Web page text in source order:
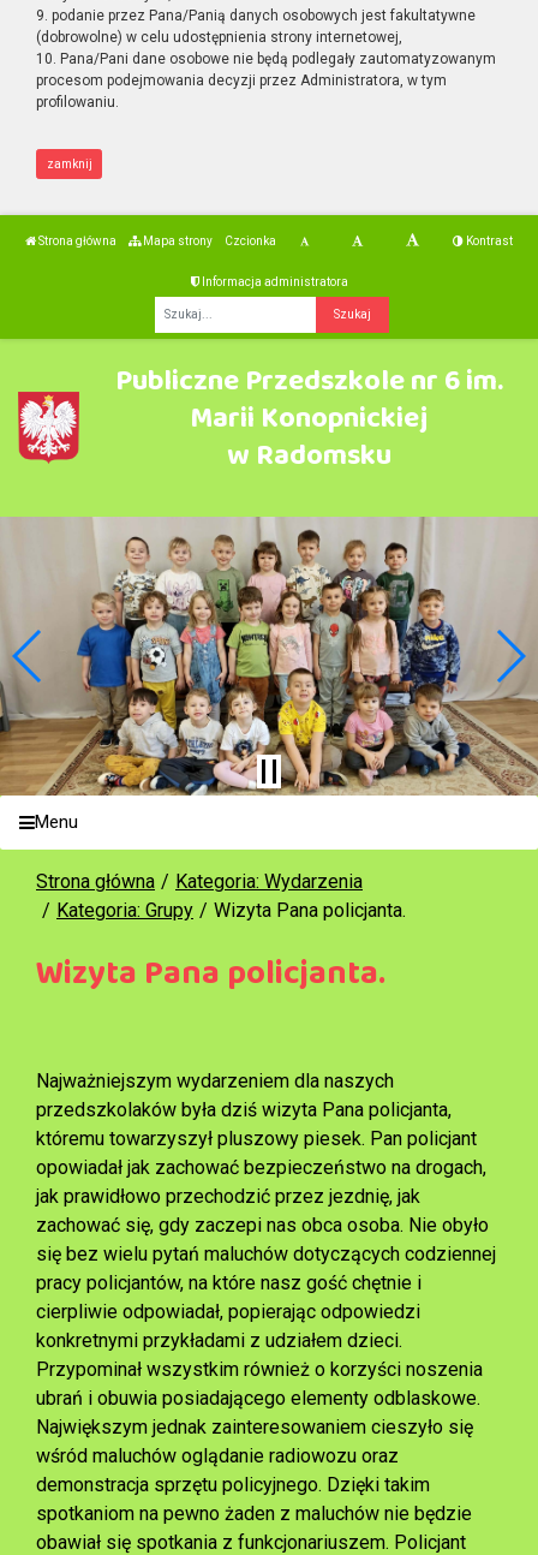
9. podanie przez Pana/Panią danych osobowych jest fakultatywne
(dobrowolne) w celu udostępnienia strony internetowej,
10. Pana/Pani dane osobowe nie będą podlegały zautomatyzowanym
procesom podejmowania decyzji przez Administratora, w tym
profilowaniu.
zamknij
Strona główna Mapa strony Czcionka Kontrast
Informacja administratora
Publiczne Przedszkole nr 6 im.
Marii Konopnickiej
w Radomsku
Menu
Strona główna
Kategoria: Wydarzenia
Kategoria: Grupy
Wizyta Pana policjanta.
Wizyta Pana policjanta.
Najważniejszym wydarzeniem dla naszych
przedszkolaków była dziś wizyta Pana policjanta,
któremu towarzyszył pluszowy piesek. Pan policjant
opowiadał jak zachować bezpieczeństwo na drogach,
jak prawidłowo przechodzić przez jezdnię, jak
zachować się, gdy zaczepi nas obca osoba. Nie obyło
się bez wielu pytań maluchów dotyczących codziennej
pracy policjantów, na które nasz gość chętnie i
cierpliwie odpowiadał, popierając odpowiedzi
konkretnymi przykładami z udziałem dzieci.
Przypominał wszystkim również o korzyści noszenia
ubrań i obuwia posiadającego elementy odblaskowe.
Największym jednak zainteresowaniem cieszyło się
wśród maluchów oglądanie radiowozu oraz
demonstracja sprzętu policyjnego. Dzięki takim
spotkaniom na pewno żaden z maluchów nie będzie
obawiał się spotkania z funkcjonariuszem. Policjant